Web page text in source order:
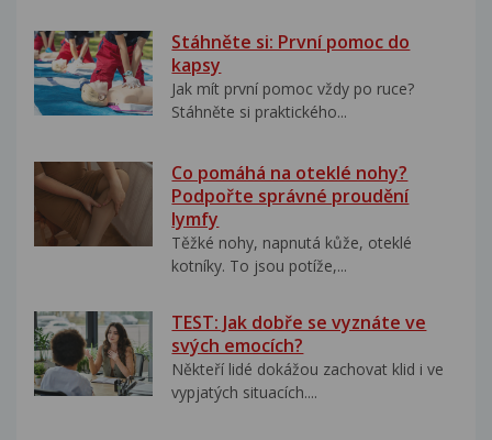
Stáhněte si: První pomoc do
kapsy
Jak mít první pomoc vždy po ruce?
Stáhněte si praktického...
Co pomáhá na oteklé nohy?
Podpořte správné proudění
lymfy
Těžké nohy, napnutá kůže, oteklé
kotníky. To jsou potíže,...
TEST: Jak dobře se vyznáte ve
svých emocích?
Někteří lidé dokážou zachovat klid i ve
vypjatých situacích....